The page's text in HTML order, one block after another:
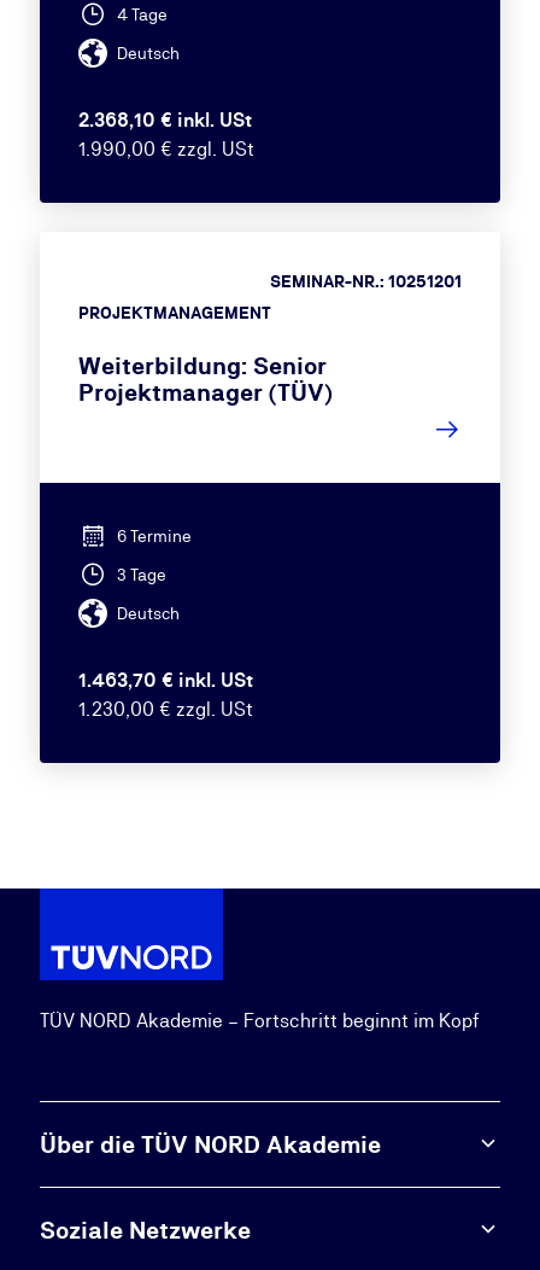
4 Tage
Deutsch
2.368,10 € inkl. USt
1.990,00 € zzgl. USt
PROJEKTMANAGEMENT
SEMINAR-NR.: 10251201
Weiterbildung: Senior
Projektmanager (TÜV)
6 Termine
3 Tage
Deutsch
1.463,70 € inkl. USt
1.230,00 € zzgl. USt
TÜV NORD Akademie – Fortschritt beginnt im Kopf
Über die TÜV NORD Akademie
Soziale Netzwerke